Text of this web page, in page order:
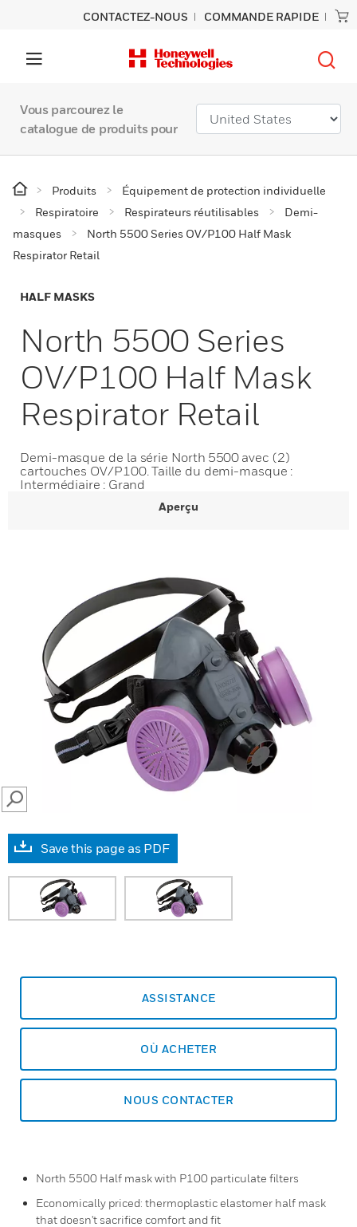
CONTACTEZ-NOUS COMMANDE RAPIDE
Vous parcourez le
catalogue de produits pour
Produits
Équipement de protection individuelle
Respiratoire
Respirateurs réutilisables
Demi-
masques
North 5500 Series OV/P100 Half Mask
Respirator Retail
HALF MASKS
North 5500 Series
OV/P100 Half Mask
Respirator Retail
Demi-masque de la série North 5500 avec (2)
cartouches OV/P100. Taille du demi-masque :
Intermédiaire : Grand
Aperçu
SEARCH
Save this page as PDF
ASSISTANCE
OÙ ACHETER
NOUS CONTACTER
North 5500 Half mask with P100 particulate filters
Economically priced: thermoplastic elastomer half mask
that doesn't sacrifice comfort and fit